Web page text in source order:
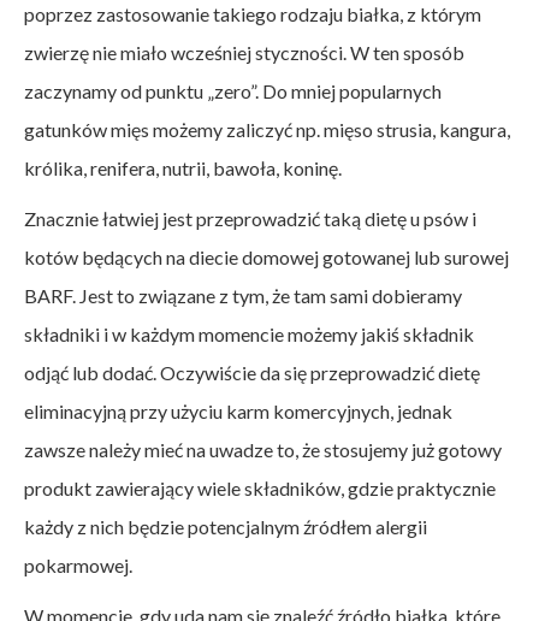
poprzez zastosowanie takiego rodzaju białka, z którym
zwierzę nie miało wcześniej styczności. W ten sposób
zaczynamy od punktu „zero”. Do mniej popularnych
gatunków mięs możemy zaliczyć np. mięso strusia, kangura,
królika, renifera, nutrii, bawoła, koninę.
Znacznie łatwiej jest przeprowadzić taką dietę u psów i
kotów będących na diecie domowej gotowanej lub surowej
BARF. Jest to związane z tym, że tam sami dobieramy
składniki i w każdym momencie możemy jakiś składnik
odjąć lub dodać. Oczywiście da się przeprowadzić dietę
eliminacyjną przy użyciu karm komercyjnych, jednak
zawsze należy mieć na uwadze to, że stosujemy już gotowy
produkt zawierający wiele składników, gdzie praktycznie
każdy z nich będzie potencjalnym źródłem alergii
pokarmowej.
W momencie, gdy uda nam się znaleźć źródło białka, które